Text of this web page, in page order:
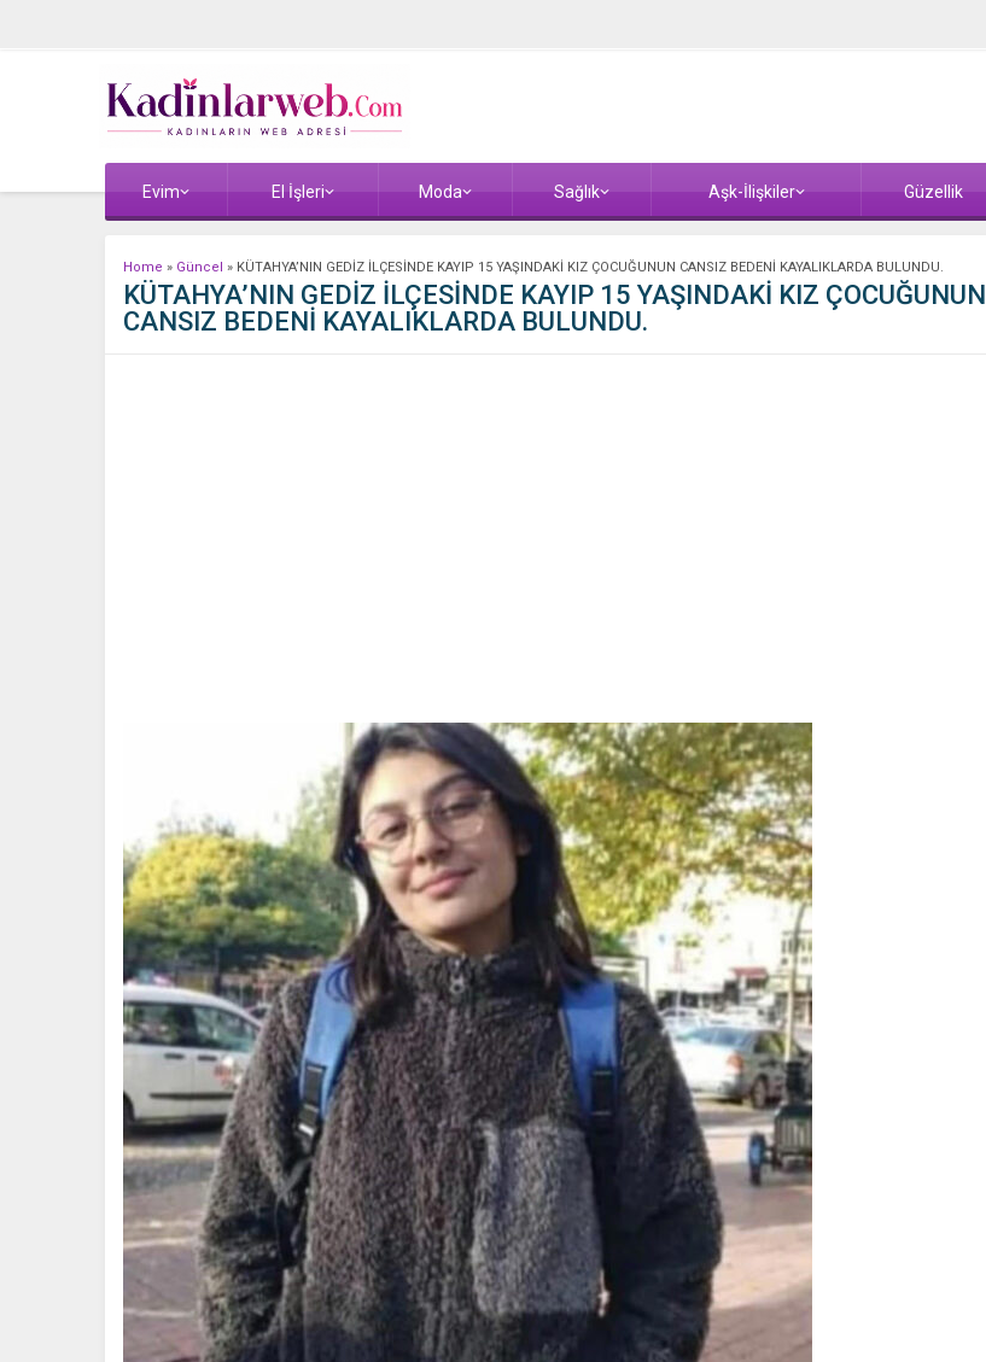
Evim El İşleri Moda Sağlık Aşk-İlişkiler Güzellik
Home » Güncel » KÜTAHYA’NIN GEDİZ İLÇESİNDE KAYIP 15 YAŞINDAKİ KIZ ÇOCUĞUNUN CANSIZ BEDENİ KAYALIKLARDA BULUNDU.
KÜTAHYA’NIN GEDİZ İLÇESİNDE KAYIP 15 YAŞINDAKİ KIZ ÇOCUĞUNUN
CANSIZ BEDENİ KAYALIKLARDA BULUNDU.